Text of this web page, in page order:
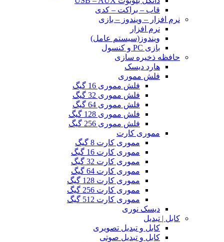
قاب – براکت – کدی
نرم افزار – ویندوز – بازی
نرم افزار
ویندوز(سیستم عامل)
بازی PC و کنسول
حافظه ذخیره سازی
هارد دیسک
فلش مموری
فلش مموری 16 گیگ
فلش مموری 32 گیگ
فلش مموری 64 گیگ
فلش مموری 128 گیگ
فلش مموری 256 گیگ
مموری کارت
مموری کارت 8 گیگ
مموری کارت 16 گیگ
مموری کارت 32 گیگ
مموری کارت 64 گیگ
مموری کارت 128 گیگ
مموری کارت 256 گیگ
مموری کارت 512 گیگ
دیسک نوری
کابل | تبدیل
کابل و تبدیل تصویری
کابل و تبدیل صوتی